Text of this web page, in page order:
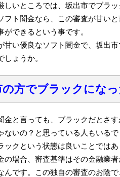
しいところでは、坂出市でブラ
フト闇金なら、この審査が甘い
ができるという事です。
甘い優良なソフト闇金で、坂出
しょうか。
の方でブラックにな
金と言っても、ブラックだとさ
ないの？と思っている人もいるで
ックという状態は良いことでは
の場合、審査基準はその金融業
んです。この独自の審査のお陰